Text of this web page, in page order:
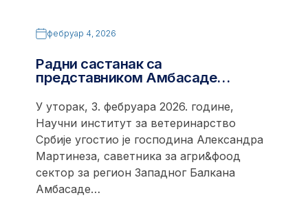
фебруар 4, 2026
Радни састанак са
представником Амбасаде…
У уторак, 3. фебруара 2026. године,
Научни институт за ветеринарство
Србије угостио је господина Александра
Мартинеза, саветника за агри&фоод
сектор за регион Западног Балкана
Амбасаде…